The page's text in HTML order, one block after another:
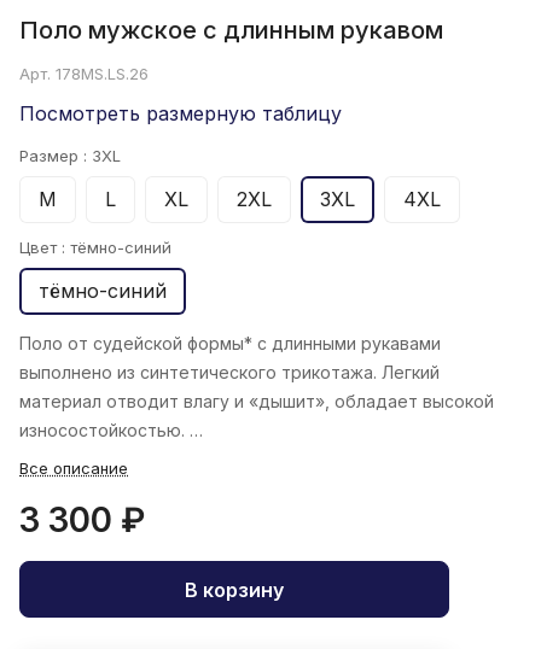
Поло мужское с длинным рукавом
Арт. 178MS.LS.26
Посмотреть размерную таблицу
Размер : 3XL
M L XL 2XL 3XL 4XL
Цвет : тёмно-синий
тёмно-синий
Поло от судейской формы* с длинными рукавами
выполнено из синтетического трикотажа. Легкий
материал отводит влагу и «дышит», обладает высокой
износостойкостью.
*Форма судей на официальных играх ВФВ
Все описание
3 300 ₽
В корзину